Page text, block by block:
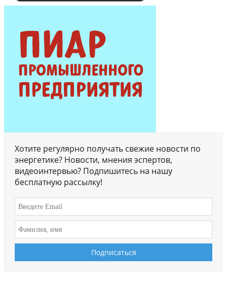
Хотите регулярно получать свежие новости по
энергетике? Новости, мнения эспертов,
видеоинтервью? Подпишитесь на нашу
бесплатную рассылку!